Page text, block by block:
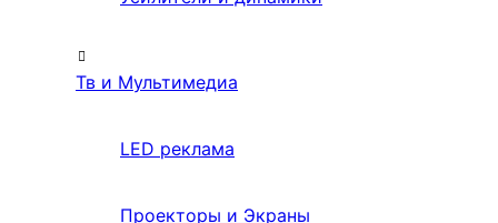
Тв и Мультимедиа
LED реклама
Проекторы и Экраны